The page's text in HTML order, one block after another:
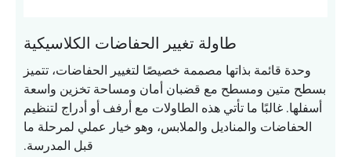
طاولة تغيير الحفاضات الكلاسيكية
وحدة قائمة بذاتها مصممة خصيصًا لتغيير الحفاضات، تتميز
بسطح متين ومسطح مع قضبان أمان ومساحة تخزين واسعة
أسفلها. غالبًا ما تأتي هذه الطاولات مع أرفف أو أدراج لتنظيم
الحفاضات والمناديل والملابس، وهو خيار عملي لمرحلة ما
قبل المدرسة.